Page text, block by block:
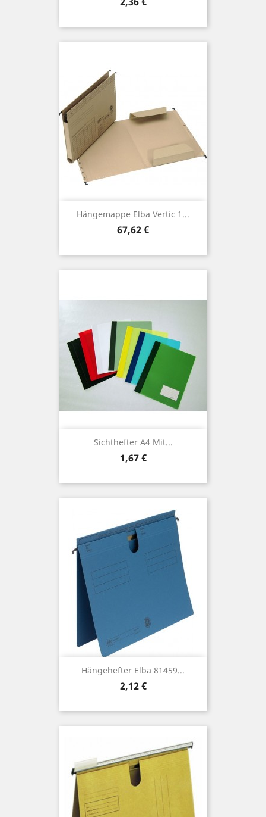
Hängemappe Elba Vertic 1...
Preis
67,62 €
Sichthefter A4 Mit...
Preis
1,67 €
Hängehefter Elba 81459...
Preis
2,12 €